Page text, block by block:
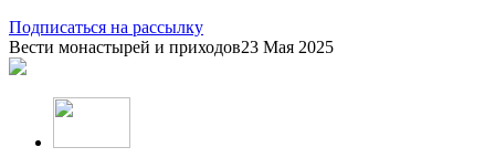
Подписаться на рассылку
Вести монастырей и приходов23 Мая 2025